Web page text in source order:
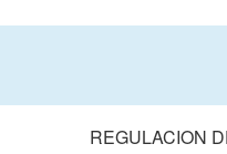
REGULACION